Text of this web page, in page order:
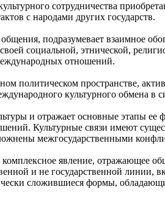
сотрудничества
с народами других государств.
подразумевает взаимное
социальной, этнической,
отношений.
политическом пространстве,
культурного обмена
и отражает основные этапы
Культурные связи имеют
межгосударственными
явление, отражающее
и не государственной
сложившиеся формы,